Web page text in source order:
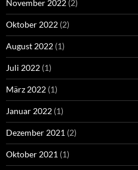
November 2022 (2)
Oktober 2022 (2)
August 2022 (1)
Juli 2022 (1)
März 2022 (1)
Januar 2022 (1)
Dezember 2021 (2)
Oktober 2021 (1)